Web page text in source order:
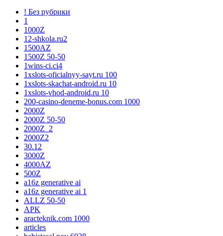
! Без рубрики
1
1000Z
12-shkola.ru2
1500AZ
1500Z 50-50
1wins-ci.ci4
1xslots-oficialnyy-sayt.ru 100
1xslots-skachat-android.ru 10
1xslots-vhod-android.ru 10
200-casino-deneme-bonus.com 1000
2000Z
2000Z 50-50
2000Z_2
2000Z2
30.12
3000Z
4000AZ
500Z
a16z generative ai
a16z generative ai 1
ALLZ 50-50
APK
aracteknik.com 1000
articles